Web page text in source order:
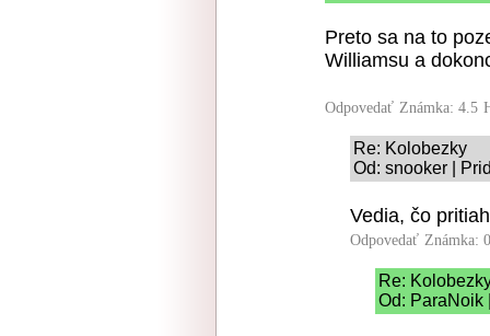
Preto sa na to
Williamsu a
Odpovedať Známka: 4.5
Re: Kolobezky
Od: snooker |
Vedia, čo
Odpovedať Známka:
Re:
Od: ParaNoik